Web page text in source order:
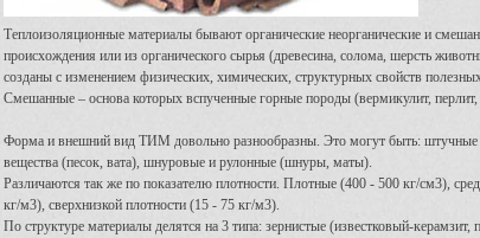
Теплоизоляционные материалы бывают органические неорганические и
происхождения или из органического сырья (древесина, солома, шерсть
созданы с изменением физических, химических, структурных свойств
Смешанные – основа которых вспученные горные породы (вермикулит, перлит,
Форма и внешний вид ТИМ довольно разнообразны. Это могут быть:
вещества (песок, вата), шнуровые и рулонные (шнуры, маты).
Различаются так же по показателю плотности. Плотные (400 - 500 кг/см3),
кг/м3), сверхнизкой плотности (15 - 75 кг/м3).
По структуре материалы делятся на 3 типа: зернистые (известковый-керамзит,